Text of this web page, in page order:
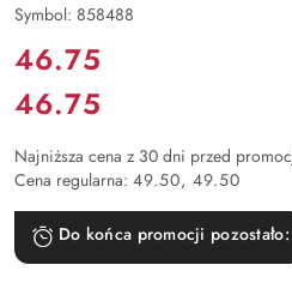
Symbol: 858488
Cena:
46.75
Cena:
46.75
Najniższa cena z 30 dni przed
Cena regularna: 49.50 49.50
Do końca promocji pozostało: